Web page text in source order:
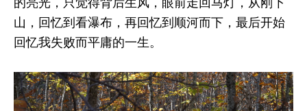
山，回忆到看瀑布，再回忆到顺河而下，最后开始
回忆我失败而平庸的一生。